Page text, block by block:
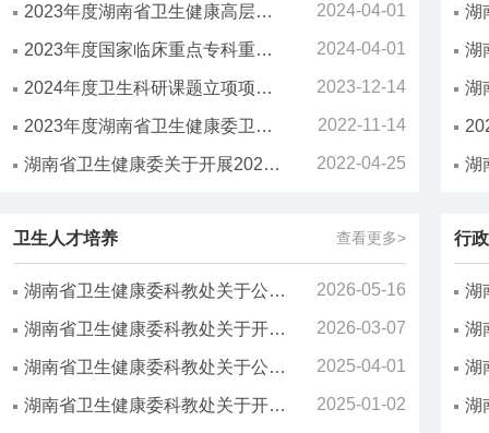
2023年度湖南省卫生健康高层次人才重大科研专项拟立项项目的公示（公示结束） 2024-04-01
2023年度国家临床重点专科重大科研专项拟立项项目的公示（公示结束） 2024-04-01
2024年度卫生科研课题立项项目的公示（公示结束） 2023-12-14
2023年度湖南省卫生健康委卫生适宜技术推广项目立项公示 2022-11-14
湖南省卫生健康委关于开展2023年度卫生健康适宜技术推广项目申报和推荐工作的通知 2022-04-25
卫生人才培养 查看更多>
湖南省卫生健康委科教处关于公布2026年度国家级和省级继续医学教育推荐项目的通知 2026-05-16
湖南省卫生健康委科教处关于开展2026年度省级继续医学教育推荐项目征集工作的通知 2026-03-07
湖南省卫生健康委科教处关于公布2025年度国家级和省级继续医学教育推荐项目的通知 2025-04-01
湖南省卫生健康委科教处关于开展2025年度省级继续医学教育推荐项目征集工作的通知 2025-01-02
行